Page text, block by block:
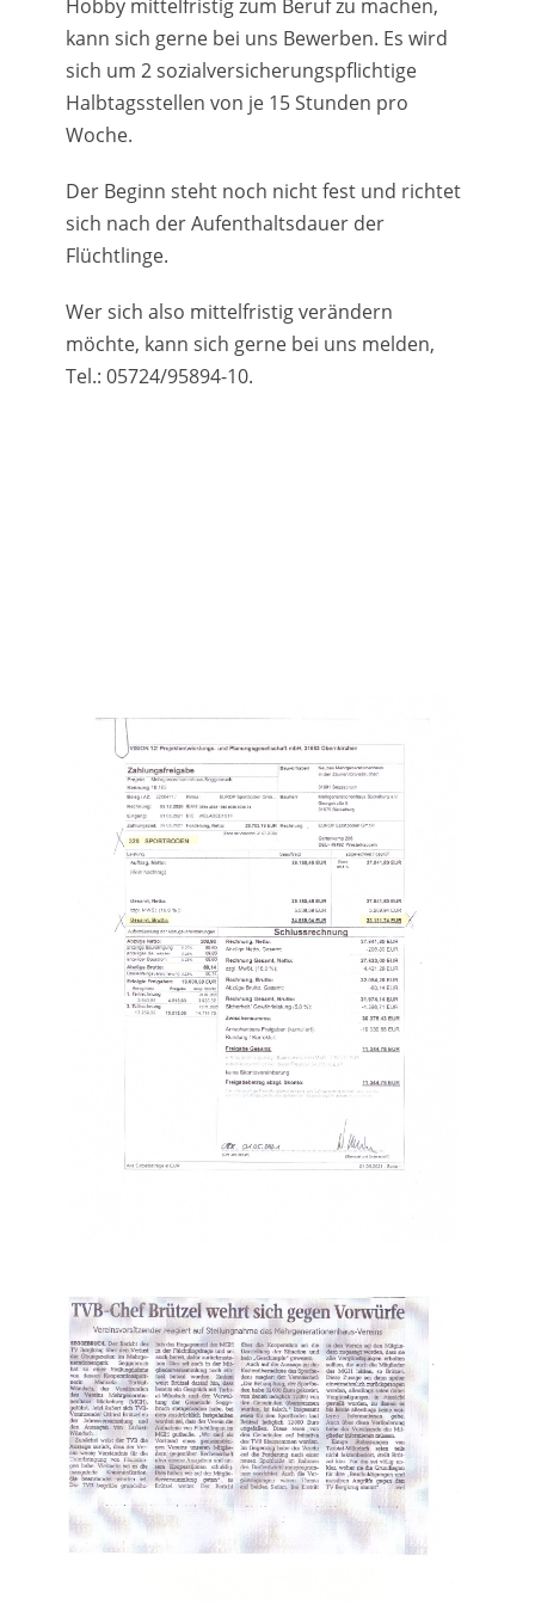
Hobby mittelfristig zum Beruf zu machen,
kann sich gerne bei uns Bewerben. Es wird
sich um 2 sozialversicherungspflichtige
Halbtagsstellen von je 15 Stunden pro
Woche.
Der Beginn steht noch nicht fest und richtet
sich nach der Aufenthaltsdauer der
Flüchtlinge.
Wer sich also mittelfristig verändern
möchte, kann sich gerne bei uns melden,
Tel.: 05724/95894-10.